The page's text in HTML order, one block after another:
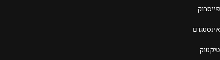
פייסבוק
אינסטגרם
טיקטוק